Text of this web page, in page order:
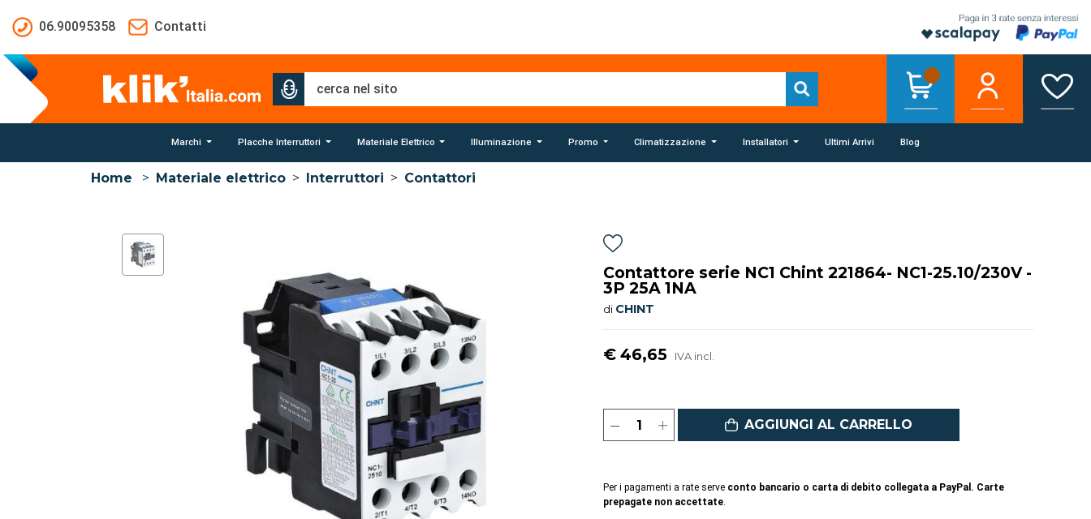
06.90095358
Contatti
Marchi Placche Interruttori Materiale Elettrico Illuminazione Promo Climatizzazione Installatori Ultimi Arrivi Blog
Home > Materiale elettrico > Interruttori > Contattori
Contattore serie NC1 Chint 221864- NC1-25.10/230V -
3P 25A 1NA
di CHINT
€ 46,65 IVA incl.
AGGIUNGI AL CARRELLO
Per i pagamenti a rate serve conto bancario o carta di debito collegata a PayPal. Carte
prepagate non accettate.